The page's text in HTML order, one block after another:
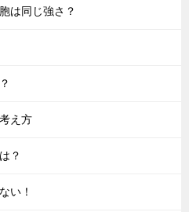
は同じ強さ？
え方
？
い！